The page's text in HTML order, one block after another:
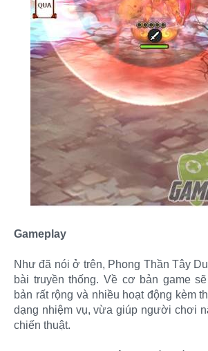
Gameplay
Như đã nói ở trên, Phong Thần Tây
bài truyền thống. Về cơ bản game
bản rất rộng và nhiều hoạt động kèm
dạng nhiệm vụ, vừa giúp người chơi
chiến thuật.